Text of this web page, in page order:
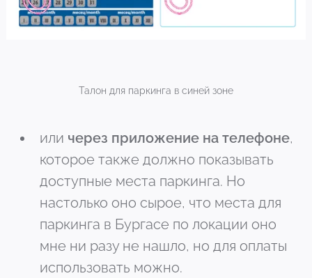
Талон для паркинга в синей зоне
или через приложение на телефоне,
которое также должно показывать
доступные места паркинга. Но
настолько оно сырое, что места для
паркинга в Бургасе по локации оно
мне ни разу не нашло, но для оплаты
использовать можно.